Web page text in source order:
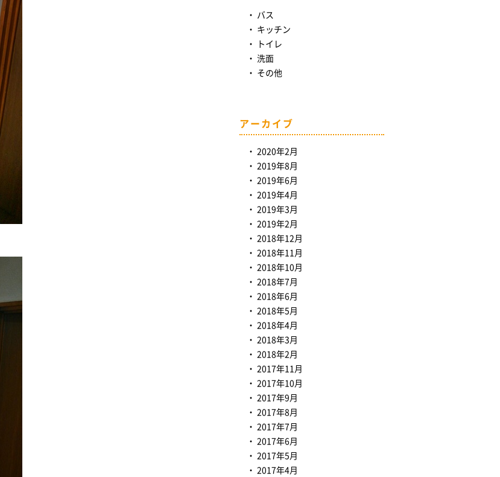
バス
キッチン
トイレ
洗面
その他
アーカイブ
2020年2月
2019年8月
2019年6月
2019年4月
2019年3月
2019年2月
2018年12月
2018年11月
2018年10月
2018年7月
2018年6月
2018年5月
2018年4月
2018年3月
2018年2月
2017年11月
2017年10月
2017年9月
2017年8月
2017年7月
2017年6月
2017年5月
2017年4月